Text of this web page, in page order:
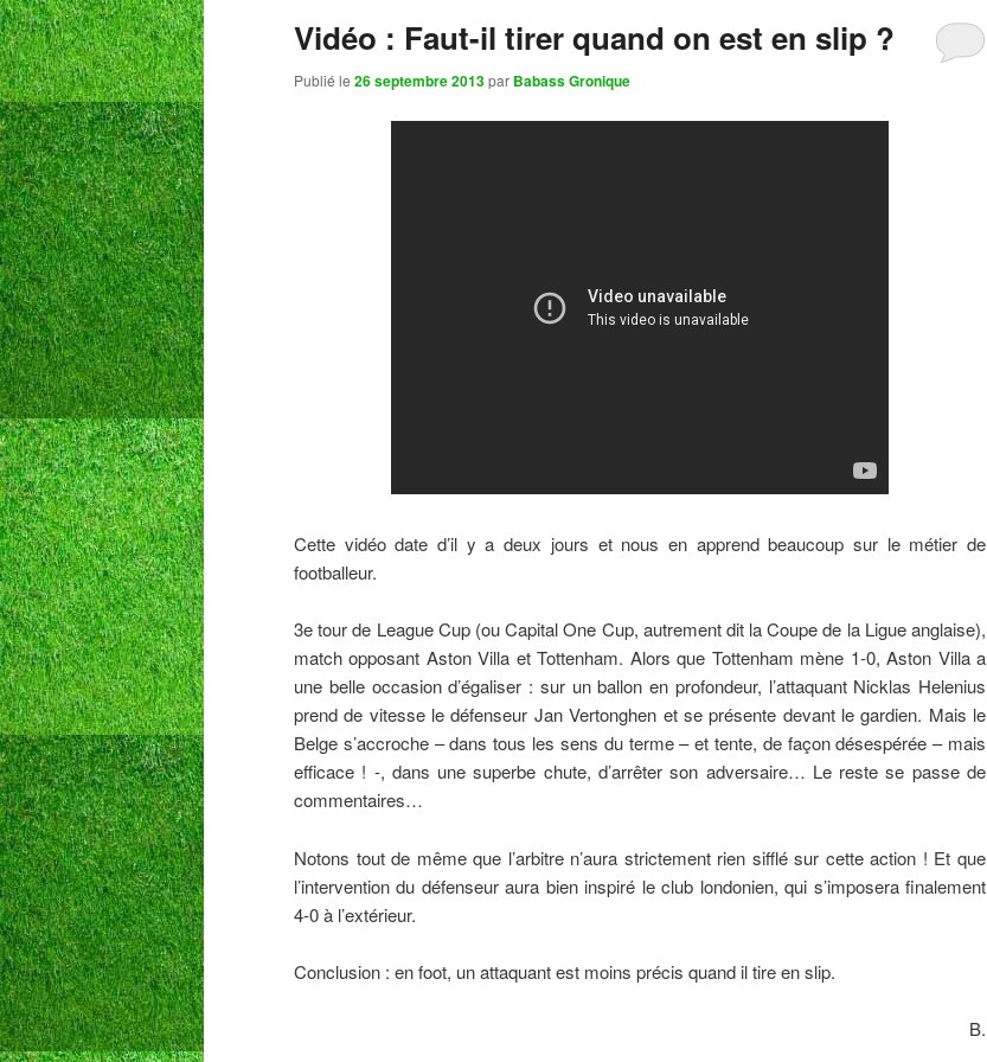
Vidéo : Faut-il tirer quand on est en slip ?
Publié le 26 septembre 2013par Babass Gronique
Cette vidéo date d’il y a deux jours et nous en apprend beaucoup sur le métier de
footballeur.
3e tour de League Cup (ou Capital One Cup, autrement dit la Coupe de la Ligue anglaise),
match opposant Aston Villa et Tottenham. Alors que Tottenham mène 1-0, Aston Villa a
une belle occasion d’égaliser : sur un ballon en profondeur, l’attaquant Nicklas Helenius
prend de vitesse le défenseur Jan Vertonghen et se présente devant le gardien. Mais le
Belge s’accroche – dans tous les sens du terme – et tente, de façon désespérée – mais
efficace ! -, dans une superbe chute, d’arrêter son adversaire… Le reste se passe de
commentaires…
Notons tout de même que l’arbitre n’aura strictement rien sifflé sur cette action ! Et que
l’intervention du défenseur aura bien inspiré le club londonien, qui s’imposera finalement
4-0 à l’extérieur.
Conclusion : en foot, un attaquant est moins précis quand il tire en slip.
B.